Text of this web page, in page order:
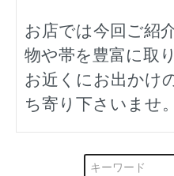
お店では今回ご紹
物や帯を豊富に取
お近くにお出かけ
ち寄り下さいませ。